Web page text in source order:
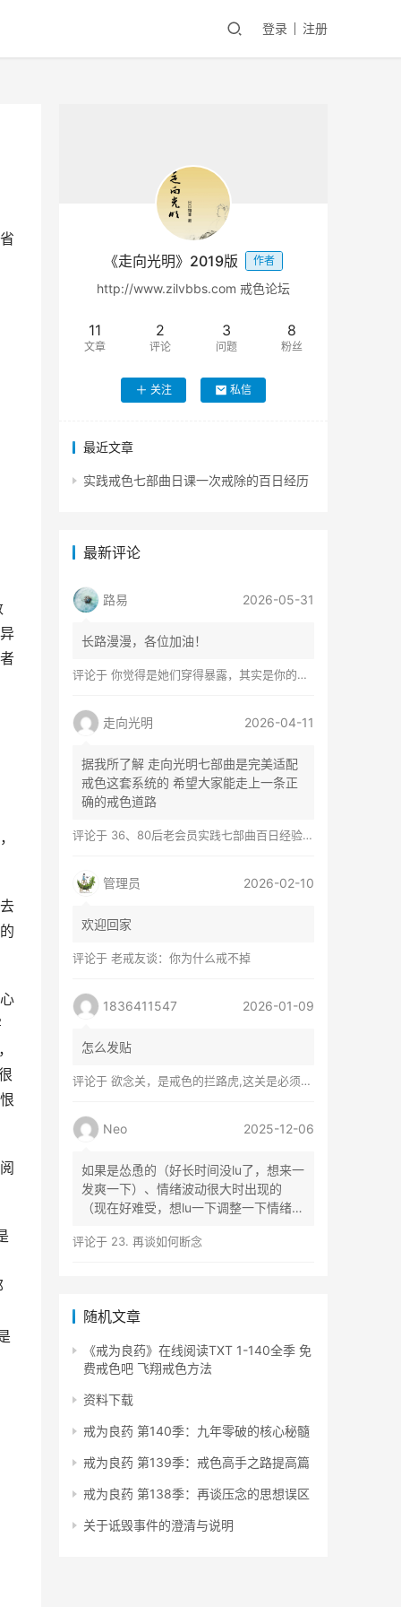
登录 注册
《走向光明》2019版 作者
http://www.zilvbbs.com 戒色论坛
11
文章
2
评论
3
问题
8
粉丝
关注 私信
最近文章
实践戒色七部曲日课一次戒除的百日经历
最新评论
路易 2026-05-31
长路漫漫，各位加油！
评论于 你觉得是她们穿得暴露，其实是你的心在着火
走向光明 2026-04-11
据我所了解 走向光明七部曲是完美适配
戒色这套系统的 希望大家能走上一条正
确的戒色道路
评论于 36、80后老会员实践七部曲百日经验谈兼苦口忠言
管理员 2026-02-10
欢迎回家
评论于 老戒友谈：你为什么戒不掉
1836411547 2026-01-09
怎么发贴
评论于 欲念关，是戒色的拦路虎,这关是必须过的
Neo 2025-12-06
如果是怂恿的（好长时间没lu了，想来一
发爽一下）、情绪波动很大时出现的
（现在好难受，想lu一下调整一下情绪）
评论于 23. 再谈如何断念
随机文章
《戒为良药》在线阅读TXT 1-140全季 免
费戒色吧 飞翔戒色方法
资料下载
戒为良药 第140季：九年零破的核心秘髓
戒为良药 第139季：戒色高手之路提高篇
戒为良药 第138季：再谈压念的思想误区
关于诋毁事件的澄清与说明